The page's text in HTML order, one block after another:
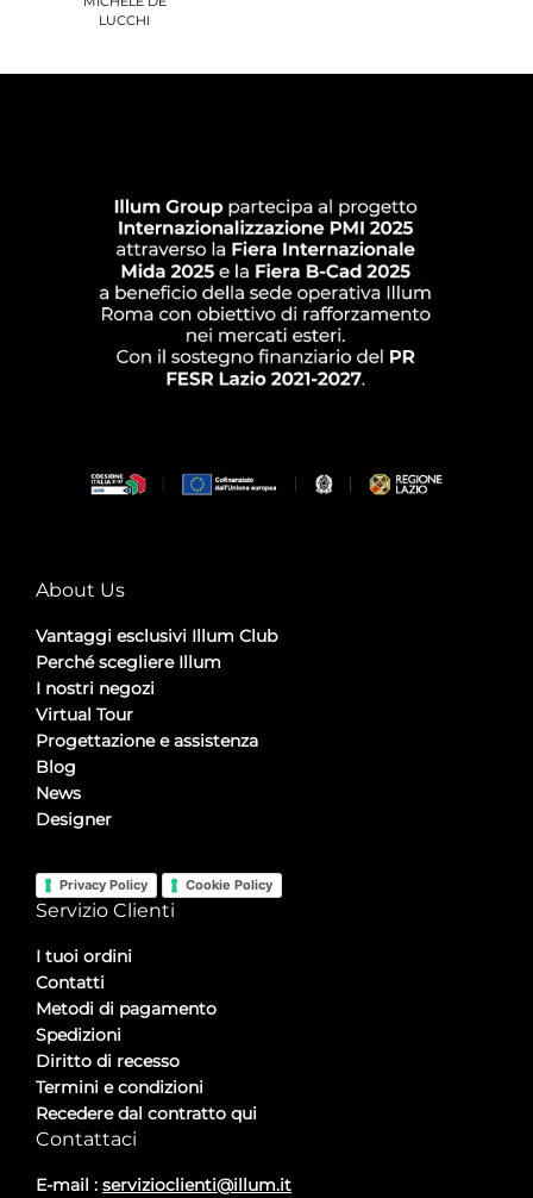
LUCCHI
About Us
Vantaggi esclusivi Illum Club
Perché scegliere Illum
I nostri negozi
Virtual Tour
Progettazione e assistenza
Blog
News
Designer
Privacy Policy Cookie Policy
Servizio Clienti
I tuoi ordini
Contatti
Metodi di pagamento
Spedizioni
Diritto di recesso
Termini e condizioni
Recedere dal contratto qui
Contattaci
E-mail : servizioclienti@illum.it